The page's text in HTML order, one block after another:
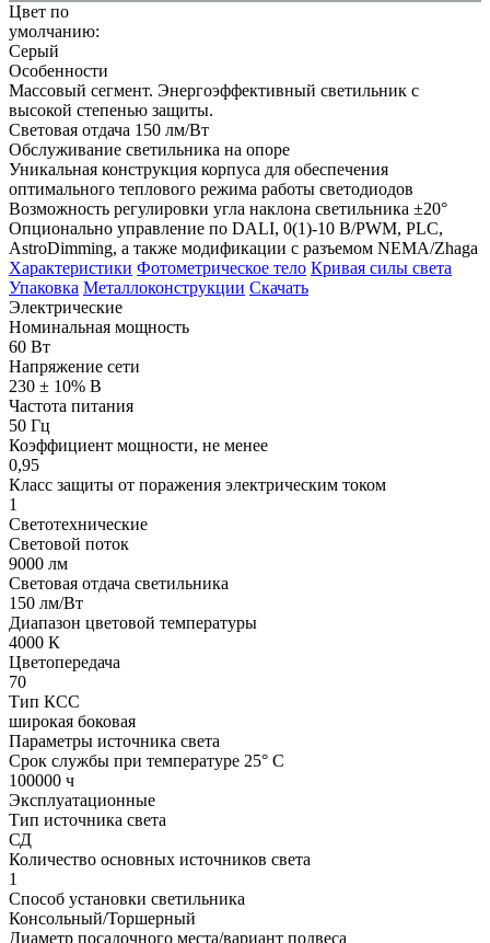
Цвет по
умолчанию:
Серый
Особенности
Массовый сегмент. Энергоэффективный светильник с
высокой степенью защиты.
Световая отдача 150 лм/Вт
Обслуживание светильника на опоре
Уникальная конструкция корпуса для обеспечения
оптимального теплового режима работы светодиодов
Возможность регулировки угла наклона светильника ±20°
Опционально управление по DALI, 0(1)-10 В/PWM, PLC,
AstroDimming, а также модификации с разъемом NEMA/Zhaga
Характеристики Фотометрическое тело Кривая силы света
Упаковка Металлоконструкции Скачать
Электрические
Номинальная мощность
60 Вт
Напряжение сети
230 ± 10% В
Частота питания
50 Гц
Коэффициент мощности, не менее
0,95
Класс защиты от поражения электрическим током
1
Светотехнические
Световой поток
9000 лм
Световая отдача светильника
150 лм/Вт
Диапазон цветовой температуры
4000 К
Цветопередача
70
Тип КСС
широкая боковая
Параметры источника света
Срок службы при температуре 25° С
100000 ч
Эксплуатационные
Тип источника света
СД
Количество основных источников света
1
Способ установки светильника
Консольный/Торшерный
Диаметр посадочного места/вариант подвеса